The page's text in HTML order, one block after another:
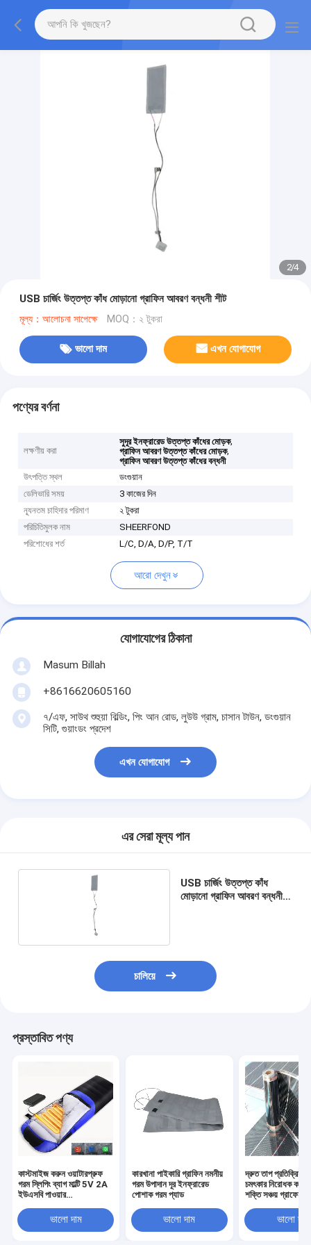
2/4
USB চার্জিং উত্তপ্ত কাঁধ মোড়ানো গ্রাফিন আবরণ বন্ধনী শীট
মূল্য：আলোচনা সাপেক্ষে MOQ：২ টুকরা
ভালো দাম এখন যোগাযোগ
পণ্যের বর্ণনা
লক্ষণীয় করা
সুদূর ইনফ্রারেড উত্তপ্ত কাঁধের মোড়ক,
গ্রাফিন আবরণ উত্তপ্ত কাঁধের মোড়ক,
গ্রাফিন আবরণ উত্তপ্ত কাঁধের বন্ধনী
উৎপত্তি স্থল
ডংগুয়ান
ডেলিভারি সময়
3 কাজের দিন
ন্যূনতম চাহিদার পরিমাণ
২ টুকরা
পরিচিতিমুলক নাম
SHEERFOND
পরিশোধের শর্ত
L/C, D/A, D/P, T/T
আরো দেখুন
যোগাযোগের ঠিকানা
Masum Billah
+8616620605160
৭/এফ, সাউথ শুহুয়া বিল্ডিং, পিং আন রোড, লুউউ গ্রাম, চাসান টাউন, ডংগুয়ান
সিটি, গুয়াংডং প্রদেশ
এখন যোগাযোগ
এর সেরা মূল্য পান
USB চার্জিং উত্তপ্ত কাঁধ
মোড়ানো গ্রাফিন আবরণ বন্ধনী
চালিয়ে
প্রস্তাবিত পণ্য
কাস্টমাইজ করুন ওয়াটারপ্রুফ
গরম স্লিপিং ব্যাগ মাল্টি 5V 2A
ইউএসবি পাওয়ার
গরম স্লিপিং ব্যাগ ক্যাম্পিং জন্য
ভালো দাম
কারখানা পাইকারি গ্রাফিন নমনীয়
গরম উপাদান দূর ইনফ্রারেড
পোশাক গরম প্যাড
ভালো দাম
দ্রুত তাপ প্রতিক্রিয়া
চমৎকার নিরোধক
শক্তি সঞ্চয় গ্রাফেন
ভালো দাম